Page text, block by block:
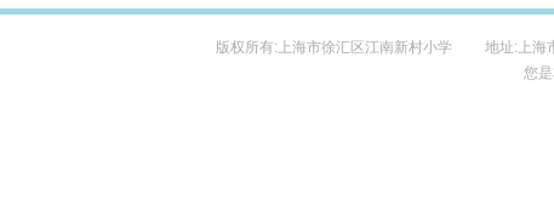
版权所有:上海市徐汇区江南新村小学 地址:上
您是